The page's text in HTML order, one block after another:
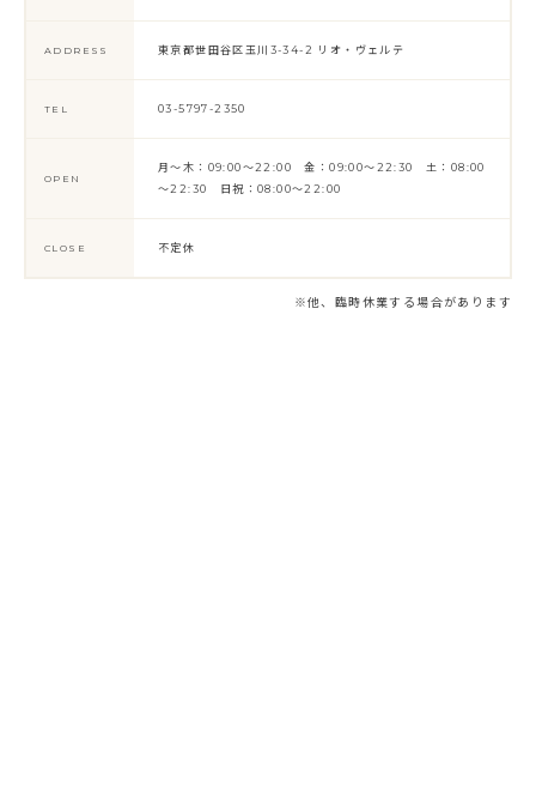
ADDRESS 東京都世田谷区玉川3-34-2 リオ・ヴェルテ
TEL 03-5797-2350
OPEN
月～木：09:00～22:00 金：09:00～22:30 土：08:00
～22:30 日祝：08:00～22:00
CLOSE 不定休
※他、臨時休業する場合があります